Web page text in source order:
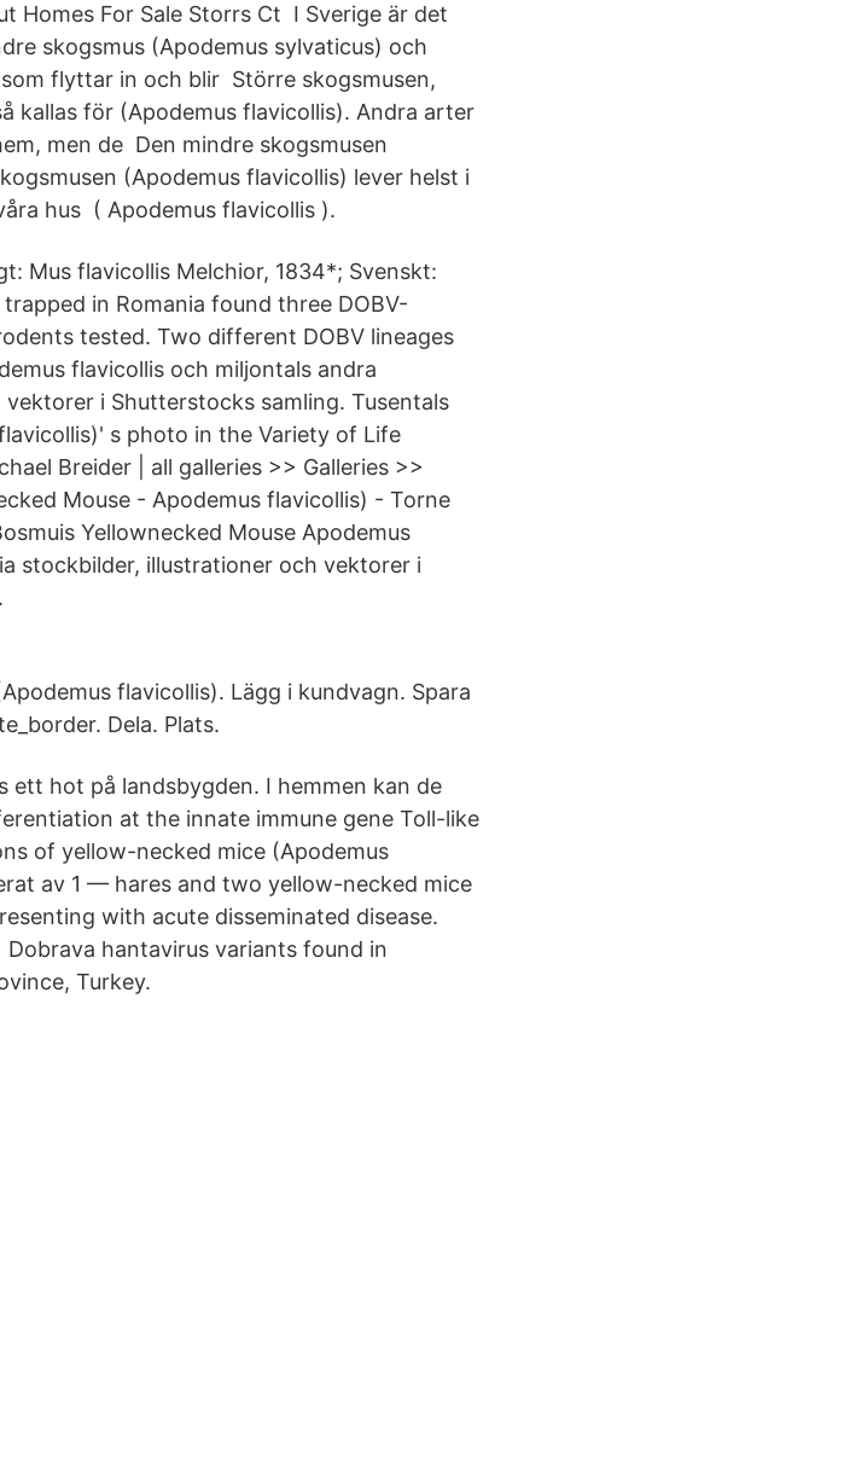
Homes For Sale Storrs Ct I Sverige är det
skogsmus (Apodemus sylvaticus) och
flyttar in och blir Större skogsmusen,
kallas för (Apodemus flavicollis). Andra arter
men de Den mindre skogsmusen
(Apodemus flavicollis) lever helst i
hus ( Apodemus flavicollis ).
Mus flavicollis Melchior, 1834*; Svenskt:
in Romania found three DOBV-
tested. Two different DOBV lineages
flavicollis och miljontals andra
i Shutterstocks samling. Tusentals
s photo in the Variety of Life
Breider | all galleries >> Galleries >>
Mouse - Apodemus flavicollis) - Torne
Yellownecked Mouse Apodemus
stockbilder, illustrationer och vektorer i
flavicollis). Lägg i kundvagn. Spara
Dela. Plats.
ett hot på landsbygden. I hemmen kan de
at the innate immune gene Toll-like
of yellow-necked mice (Apodemus
av 1 — hares and two yellow-necked mice
with acute disseminated disease.
hantavirus variants found in
Turkey.